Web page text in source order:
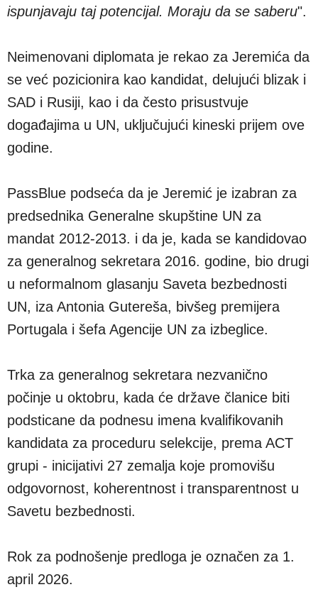
ispunjavaju taj potencijal. Moraju da se saberu".
Neimenovani diplomata je rekao za Jeremića da
se već pozicionira kao kandidat, delujući blizak i
SAD i Rusiji, kao i da često prisustvuje
događajima u UN, uključujući kineski prijem ove
godine.
PassBlue podseća da je Jeremić je izabran za
predsednika Generalne skupštine UN za
mandat 2012-2013. i da je, kada se kandidovao
za generalnog sekretara 2016. godine, bio drugi
u neformalnom glasanju Saveta bezbednosti
UN, iza Antonia Gutereša, bivšeg premijera
Portugala i šefa Agencije UN za izbeglice.
Trka za generalnog sekretara nezvanično
počinje u oktobru, kada će države članice biti
podsticane da podnesu imena kvalifikovanih
kandidata za proceduru selekcije, prema ACT
grupi - inicijativi 27 zemalja koje promovišu
odgovornost, koherentnost i transparentnost u
Savetu bezbednosti.
Rok za podnošenje predloga je označen za 1.
april 2026.